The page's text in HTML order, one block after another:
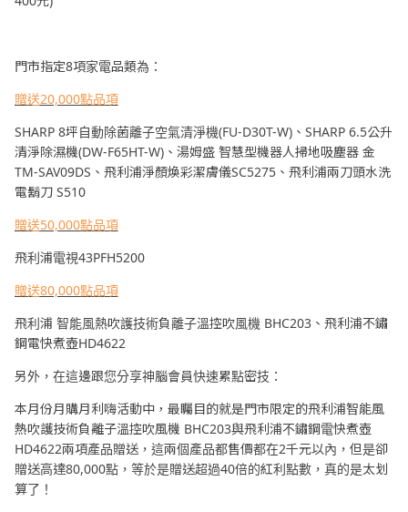
門市指定8項家電品類為：
贈送20,000點品項
SHARP 8坪自動除菌離子空氣清淨機(FU-D30T-W)、SHARP 6.5公升
清淨除濕機(DW-F65HT-W)、湯姆盛 智慧型機器人掃地吸塵器 金
TM-SAV09DS、飛利浦淨顏煥彩潔膚儀SC5275、飛利浦兩刀頭水洗
電鬍刀 S510
贈送50,000點品項
飛利浦電視43PFH5200
贈送80,000點品項
飛利浦 智能風熱吹護技術負離子溫控吹風機 BHC203、飛利浦不鏽
鋼電快煮壺HD4622
另外，在這邊跟您分享神腦會員快速累點密技：
本月份月購月利嗨活動中，最矚目的就是門市限定的飛利浦智能風
熱吹護技術負離子溫控吹風機 BHC203與飛利浦不鏽鋼電快煮壺
HD4622兩項產品贈送，這兩個產品都售價都在2千元以內，但是卻
贈送高達80,000點，等於是贈送超過40倍的紅利點數，真的是太划
算了！